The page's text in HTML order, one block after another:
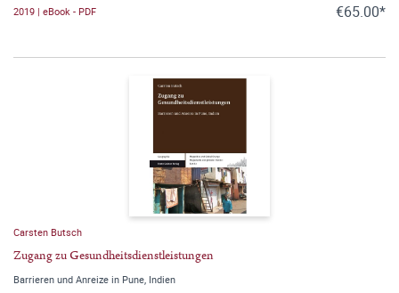
2019 | eBook - PDF €65.00*
Carsten Butsch
Zugang zu Gesundheitsdienstleistungen
Barrieren und Anreize in Pune, Indien